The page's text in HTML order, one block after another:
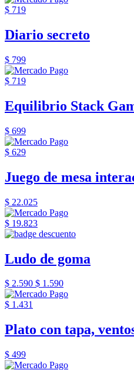
$ 719
Diario secreto
$ 799
$ 719
Equilibrio Stack
$ 699
$ 629
Juego de mesa
$ 22.025
$ 19.823
Ludo de goma
$ 2.590 $ 1.590
$ 1.431
Plato con tapa,
$ 499